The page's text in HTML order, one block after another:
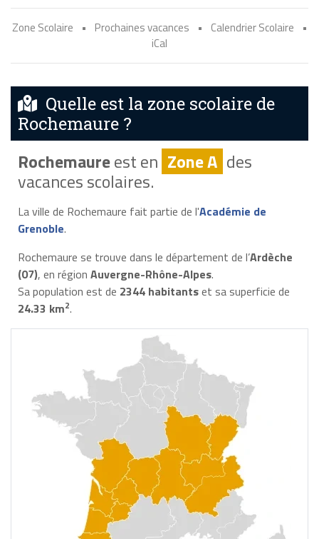
Zone Scolaire • Prochaines vacances • Calendrier Scolaire
•
iCal
Quelle est la zone scolaire de
Rochemaure ?
Rochemaureest en Zone A des
vacances scolaires.
La ville de Rochemaure fait partie de l'Académie de
Grenoble.
Rochemaure se trouve dans le département de l’Ardèche
(07), en région Auvergne-Rhône-Alpes.
Sa population est de 2344 habitantset sa superficie de
24.33 km2.